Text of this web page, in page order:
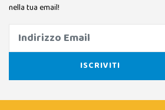
nella tua email!